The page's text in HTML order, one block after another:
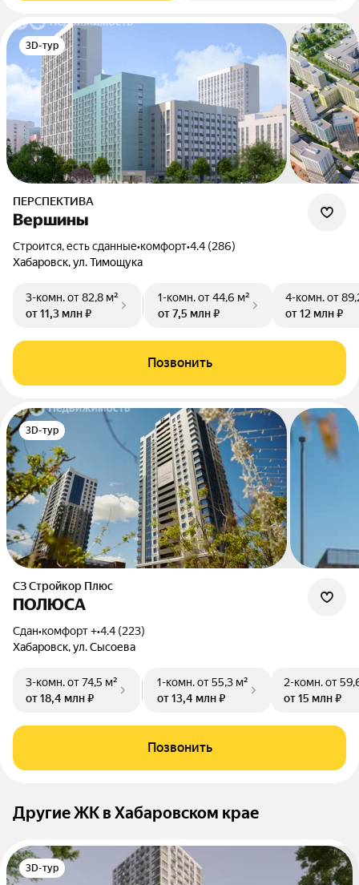
3D-тур
ПЕРСПЕКТИВА
Вершины
Строится, есть сданные•комфорт•4.4 (286)
Хабаровск, ул. Тимощука
3-комн.от 82,8 м²
от 11,3 млн ₽
1-комн.от 44,6 м²
от 7,5 млн ₽
4-комн.от
от 12 млн ₽
Позвонить
3D-тур
СЗ Стройкор Плюс
ПОЛЮСА
Сдан•комфорт +•4.4 (223)
Хабаровск, ул. Сысоева
3-комн.от 74,5 м²
от 18,4 млн ₽
1-комн.от 55,3 м²
от 13,4 млн ₽
2-комн.от
от 15 млн ₽
Позвонить
Другие ЖК в Хабаровском крае
3D-тур